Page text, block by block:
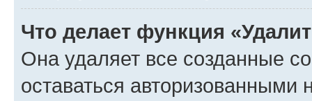
Что делает функция
Она удаляет все созданные
оставаться авторизованными